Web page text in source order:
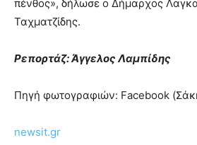
πένθος», δήλωσε ο Δήμαρχος
Ταχματζίδης.
Ρεπορτάζ: Άγγελος Λαμπίδης
Πηγή φωτογραφιών: Facebook
newsit.gr